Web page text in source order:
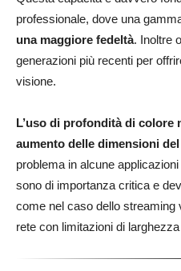
professionale, dove una
una maggiore fedeltà. Inoltre
generazioni più recenti per
visione.
L’uso di profondità di colore
aumento delle dimensioni
problema in alcune
sono di importanza critica e
come nel caso dello streaming
rete con limitazioni di